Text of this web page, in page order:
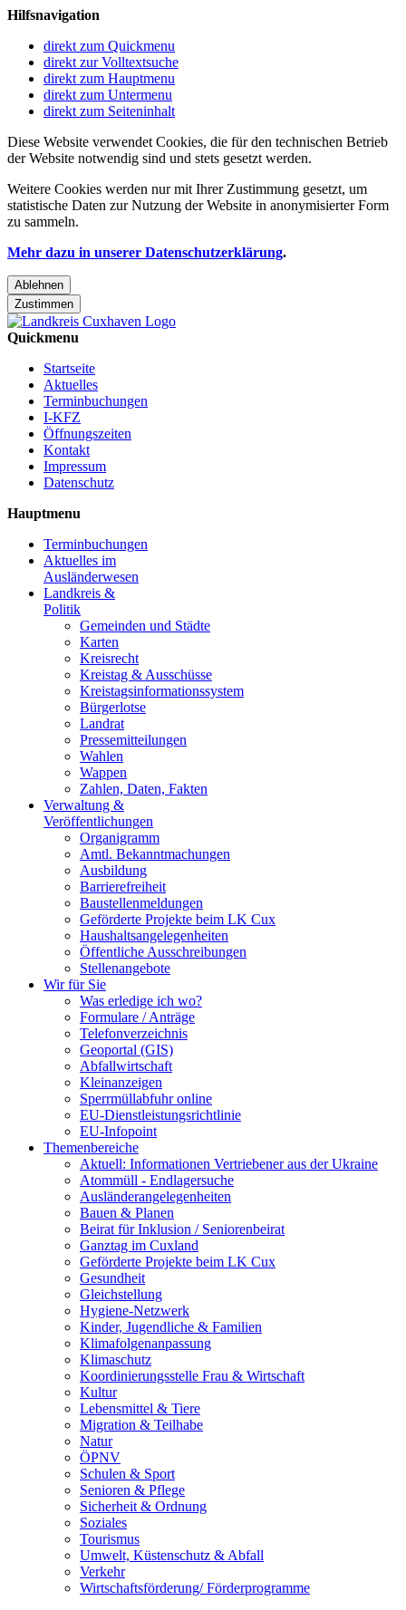
Hilfsnavigation
direkt zum Quickmenu
direkt zur Volltextsuche
direkt zum Hauptmenu
direkt zum Untermenu
direkt zum Seiteninhalt
Diese Website verwendet Cookies, die für den technischen Betrieb
der Website notwendig sind und stets gesetzt werden.
Weitere Cookies werden nur mit Ihrer Zustimmung gesetzt, um
statistische Daten zur Nutzung der Website in anonymisierter Form
zu sammeln.
Mehr dazu in unserer Datenschutzerklärung.
Ablehnen
Zustimmen
Quickmenu
Startseite
Aktuelles
Terminbuchungen
I-KFZ
Öffnungszeiten
Kontakt
Impressum
Datenschutz
Hauptmenu
Terminbuchungen
Aktuelles im
Ausländerwesen
Landkreis &
Politik
Gemeinden und Städte
Karten
Kreisrecht
Kreistag & Ausschüsse
Kreistagsinformationssystem
Bürgerlotse
Landrat
Pressemitteilungen
Wahlen
Wappen
Zahlen, Daten, Fakten
Verwaltung &
Veröffentlichungen
Organigramm
Amtl. Bekanntmachungen
Ausbildung
Barrierefreiheit
Baustellenmeldungen
Geförderte Projekte beim LK Cux
Haushaltsangelegenheiten
Öffentliche Ausschreibungen
Stellenangebote
Wir für Sie
Was erledige ich wo?
Formulare / Anträge
Telefonverzeichnis
Geoportal (GIS)
Abfallwirtschaft
Kleinanzeigen
Sperrmüllabfuhr online
EU-Dienstleistungsrichtlinie
EU-Infopoint
Themenbereiche
Aktuell: Informationen Vertriebener aus der Ukraine
Atommüll - Endlagersuche
Ausländerangelegenheiten
Bauen & Planen
Beirat für Inklusion / Seniorenbeirat
Ganztag im Cuxland
Geförderte Projekte beim LK Cux
Gesundheit
Gleichstellung
Hygiene-Netzwerk
Kinder, Jugendliche & Familien
Klimafolgenanpassung
Klimaschutz
Koordinierungsstelle Frau & Wirtschaft
Kultur
Lebensmittel & Tiere
Migration & Teilhabe
Natur
ÖPNV
Schulen & Sport
Senioren & Pflege
Sicherheit & Ordnung
Soziales
Tourismus
Umwelt, Küstenschutz & Abfall
Verkehr
Wirtschaftsförderung/ Förderprogramme